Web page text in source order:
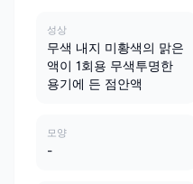
성상
무색 내지 미황색의 맑은
액이 1회용 무색투명한
용기에 든 점안액
모양
-